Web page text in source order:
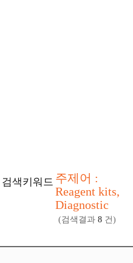
검색키워드 주제어 :
Reagent kits,
Diagnostic
(검색결과 8 건)